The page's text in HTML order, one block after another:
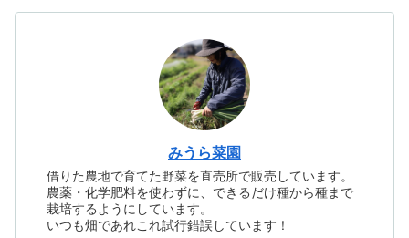
みうら菜園
借りた農地で育てた野菜を直売所で販売しています。
農薬・化学肥料を使わずに、できるだけ種から種まで
栽培するようにしています。
いつも畑であれこれ試行錯誤しています！